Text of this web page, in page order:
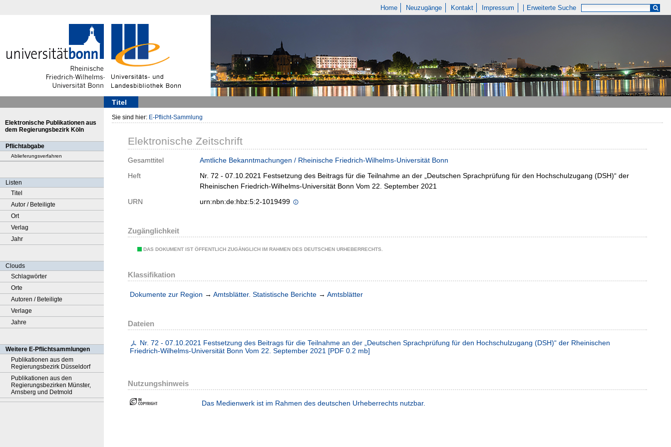
Home Neuzugänge Kontakt Impressum Erweiterte Suche
Titel
Elektronische Publikationen aus
dem Regierungsbezirk Köln
Pflichtabgabe
Ablieferungsverfahren
Listen
Titel
Autor / Beteiligte
Ort
Verlag
Jahr
Clouds
Schlagwörter
Orte
Autoren / Beteiligte
Verlage
Jahre
Weitere E-Pflichtsammlungen
Publikationen aus dem
Regierungsbezirk Düsseldorf
Publikationen aus den
Regierungsbezirken Münster,
Arnsberg und Detmold
Sie sind hier: E-Pflicht-Sammlung
Elektronische Zeitschrift
Gesamttitel
Amtliche Bekanntmachungen / Rheinische Friedrich-Wilhelms-Universität Bonn
Heft
Nr. 72 - 07.10.2021 Festsetzung des Beitrags für die Teilnahme an der „Deutschen Sprachprüfung für den Hochschulzugang (DSH)“ der
Rheinischen Friedrich-Wilhelms-Universität Bonn Vom 22. September 2021
URN
urn:nbn:de:hbz:5:2-1019499
Zugänglichkeit
DAS DOKUMENT IST ÖFFENTLICH ZUGÄNGLICH IM RAHMEN DES DEUTSCHEN URHEBERRECHTS.
Klassifikation
Dokumente zur Region → Amtsblätter. Statistische Berichte → Amtsblätter
Dateien
Nr. 72 - 07.10.2021 Festsetzung des Beitrags für die Teilnahme an der „Deutschen Sprachprüfung für den Hochschulzugang (DSH)“ der Rheinischen
Friedrich-Wilhelms-Universität Bonn Vom 22. September 2021 [PDF 0.2 mb]
Nutzungshinweis
Das Medienwerk ist im Rahmen des deutschen Urheberrechts nutzbar.